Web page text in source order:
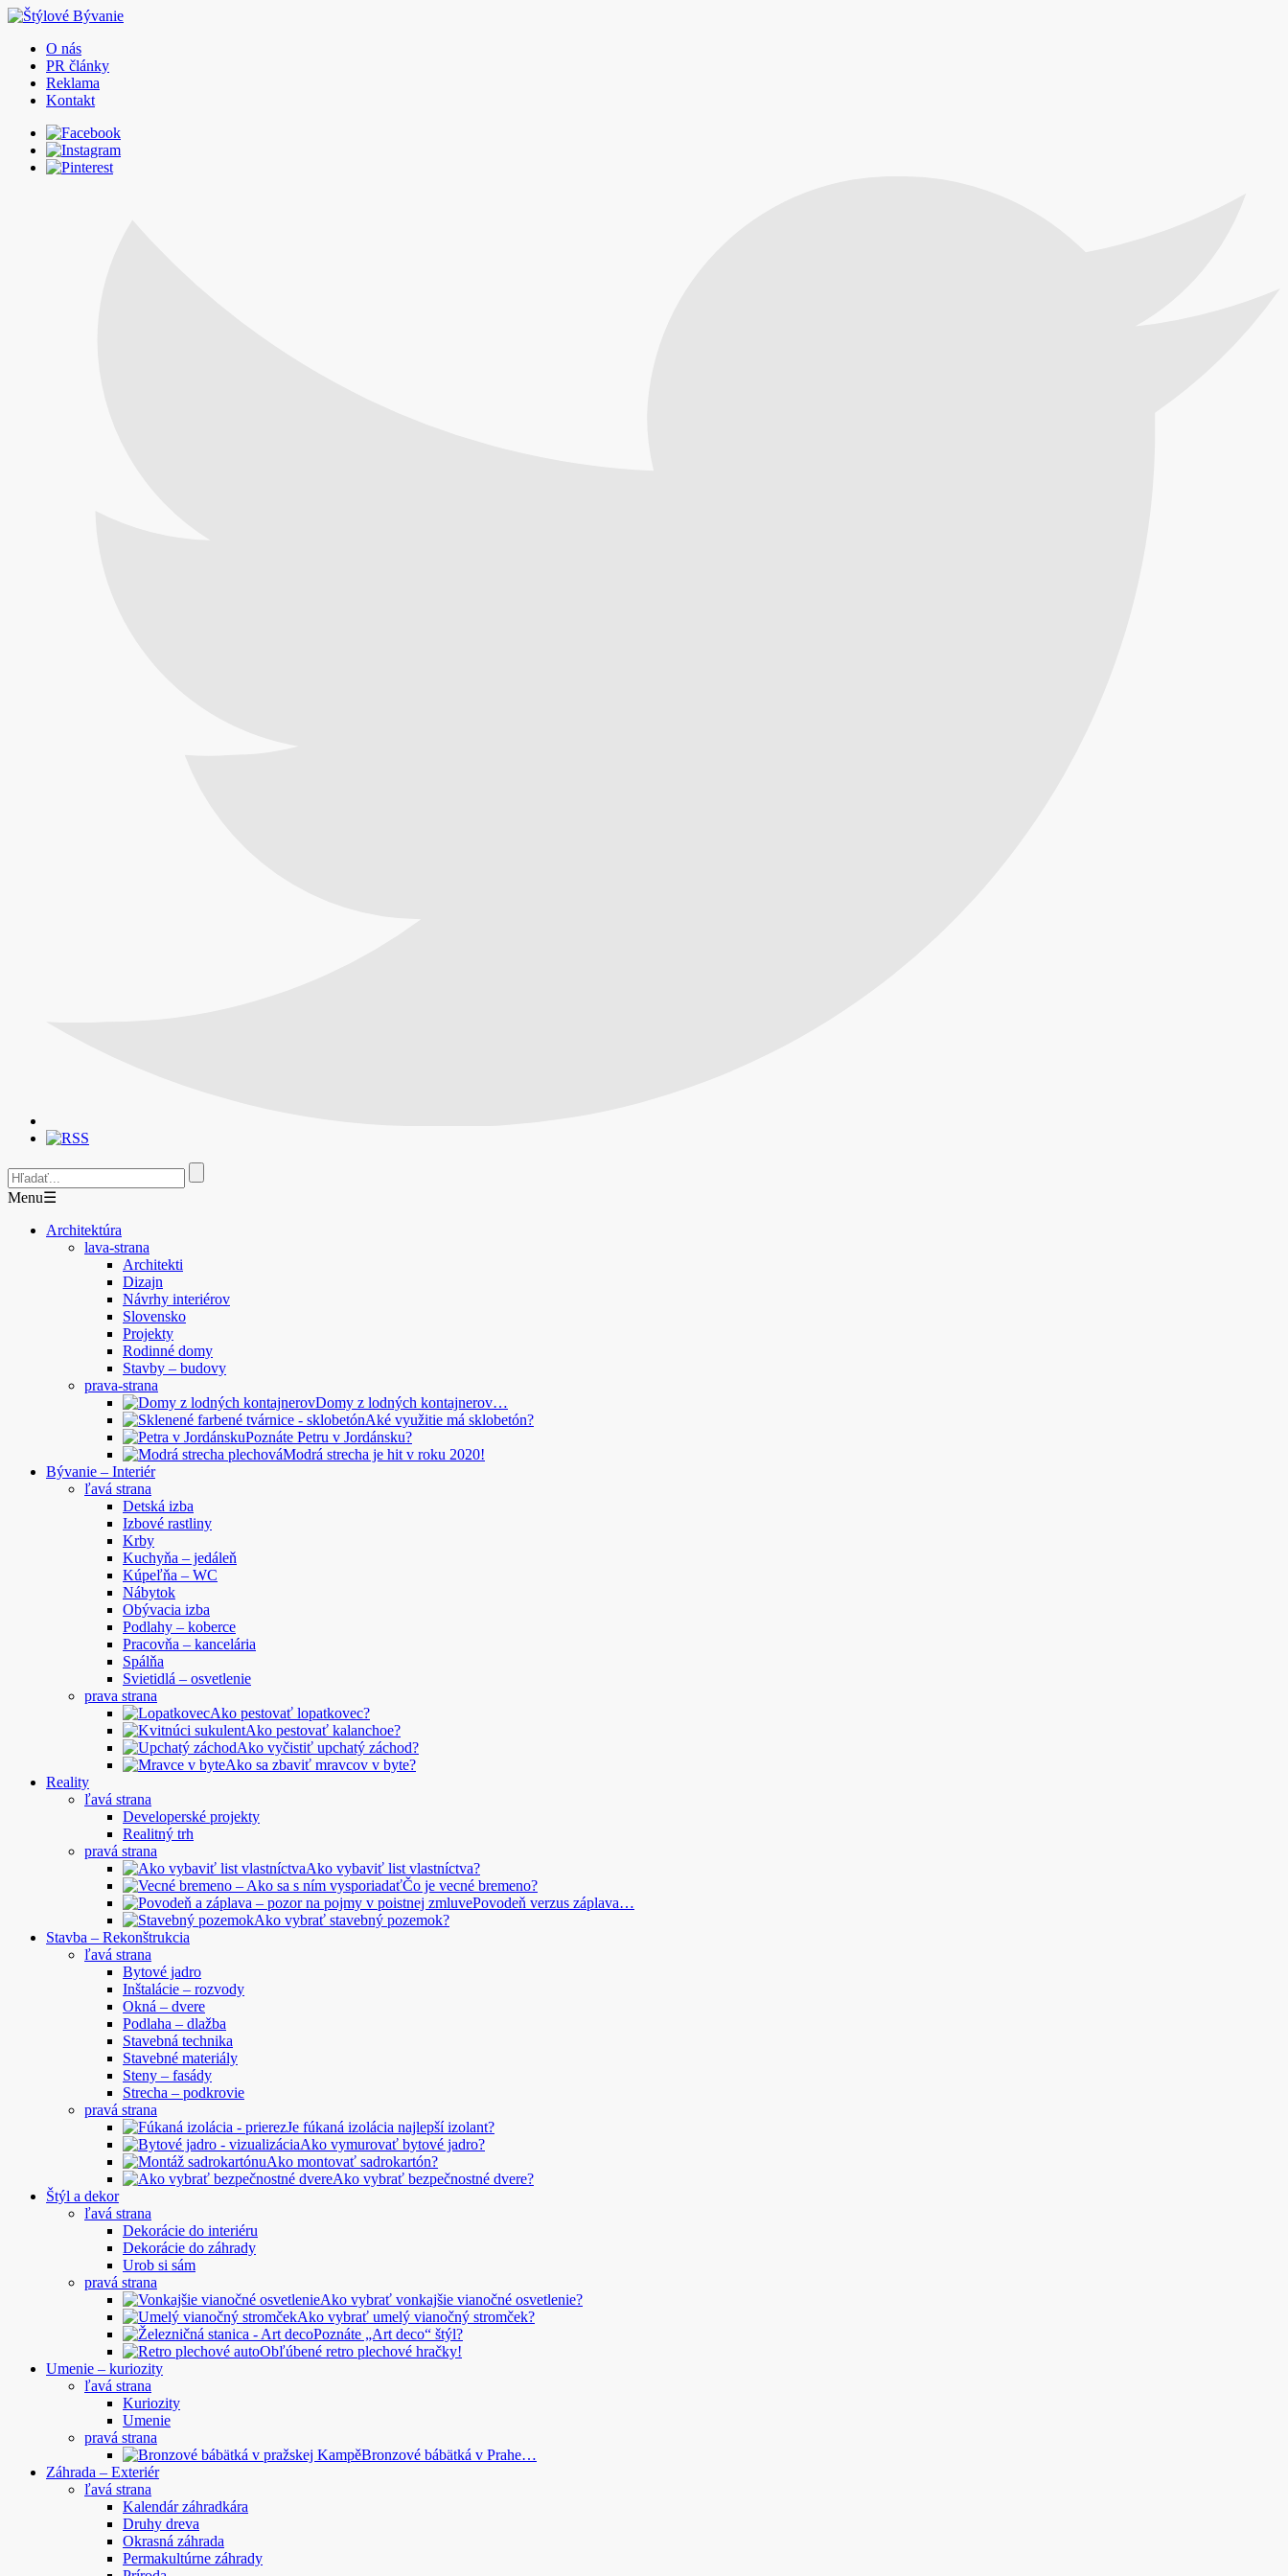
O nás
PR články
Reklama
Kontakt
Menu☰
Architektúra
lava-strana
Architekti
Dizajn
Návrhy interiérov
Slovensko
Projekty
Rodinné domy
Stavby – budovy
prava-strana
Domy z lodných kontajnerov…
Aké využitie má sklobetón?
Poznáte Petru v Jordánsku?
Modrá strecha je hit v roku 2020!
Bývanie – Interiér
ľavá strana
Detská izba
Izbové rastliny
Krby
Kuchyňa – jedáleň
Kúpeľňa – WC
Nábytok
Obývacia izba
Podlahy – koberce
Pracovňa – kancelária
Spálňa
Svietidlá – osvetlenie
prava strana
Ako pestovať lopatkovec?
Ako pestovať kalanchoe?
Ako vyčistiť upchatý záchod?
Ako sa zbaviť mravcov v byte?
Reality
ľavá strana
Developerské projekty
Realitný trh
pravá strana
Ako vybaviť list vlastníctva?
Čo je vecné bremeno?
Povodeň verzus záplava…
Ako vybrať stavebný pozemok?
Stavba – Rekonštrukcia
ľavá strana
Bytové jadro
Inštalácie – rozvody
Okná – dvere
Podlaha – dlažba
Stavebná technika
Stavebné materiály
Steny – fasády
Strecha – podkrovie
pravá strana
Je fúkaná izolácia najlepší izolant?
Ako vymurovať bytové jadro?
Ako montovať sadrokartón?
Ako vybrať bezpečnostné dvere?
Štýl a dekor
ľavá strana
Dekorácie do interiéru
Dekorácie do záhrady
Urob si sám
pravá strana
Ako vybrať vonkajšie vianočné osvetlenie?
Ako vybrať umelý vianočný stromček?
Poznáte „Art deco“ štýl?
Obľúbené retro plechové hračky!
Umenie – kuriozity
ľavá strana
Kuriozity
Umenie
pravá strana
Bronzové bábätká v Prahe…
Záhrada – Exteriér
ľavá strana
Kalendár záhradkára
Druhy dreva
Okrasná záhrada
Permakultúrne záhrady